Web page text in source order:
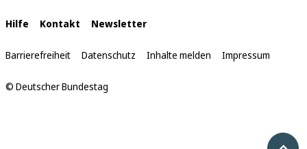
Interne
Links
Hilfe Kontakt Newsletter
Barrierefreiheit Datenschutz Inhalte melden Impressum
© Deutscher Bundestag